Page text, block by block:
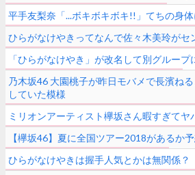
平手友梨奈「...ボキボキボキ!!」てちの身体
ひらがなけやきってなんで佐々木美玲がセ
「ひらがなけやき」が改名して別グループ
乃木坂46 大園桃子が昨日モバメで長濱ね
していた模様
ミリオンアーティスト欅坂さん暇すぎてヤ
【欅坂46】夏に全国ツアー2018があるか
ひらがなけやきは握手人気とかは無関係？